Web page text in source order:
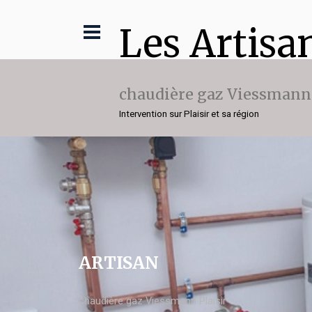
Les
chaudière gaz Viessmann
Intervention sur Plaisir et sa région
ARTISAN
chaudière gaz Viessmann Plaisir